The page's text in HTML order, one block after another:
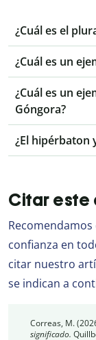
¿Cuál es el
¿Cuál es un
¿Cuál es un
Góngora?
¿El hipérbaton
Citar este
confianza en
citar nuestro
se indican a
Correas, M.
significado.